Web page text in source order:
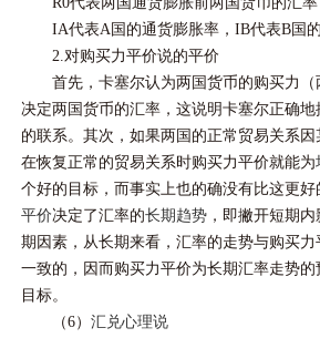
IA代表A国的通货膨胀率，IB代表B国的
2.对购买力平价说的平价
首先，卡塞尔认为两国货币的购买力（
决定两国货币的汇率，这说明卡塞尔正确
的联系。其次，如果两国的正常贸易关系因
在恢复正常的贸易关系时购买力平价就能为
个好的目标，而事实上也的确没有比这更好
平价决定了汇率的长期趋势 ，即撇开短期
期因素，从长期来看，汇率的走势与购买
一致的，因而购买力平价为长期汇率走势
目标。
（6）汇兑心理说